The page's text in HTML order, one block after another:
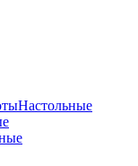
Настольные